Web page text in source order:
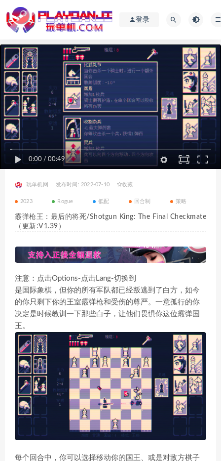
登录
0:00 / 00:49
玩单机网 发布时间: 2022-07-10 收藏
2023 Rogue 低配 回合制 策略
霰弹枪王：最后的将死/Shotgun King: The Final Checkmate
（更新:V1.39）
注意：点击Options-点击Lang-切换到
是国际象棋，但你的所有军队都已经叛逃到了白方，如今
的你只剩下你的王室霰弹枪和受伤的尊严。一意孤行的你
决定是时候教训一下那些白子，让他们畏惧你这位霰弹国
王。
每个回合中，你可以选择移动你的国王、或是对敌方棋子